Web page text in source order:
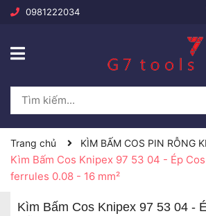
0981222034
Trang chủ KÌM BẤM COS PIN RỖNG
Kìm Bấm Cos Knipex 97 53 04 - Ép
ferrules 0.08 - 16 mm²
Kìm Bấm Cos Knipex 97 53 04 -